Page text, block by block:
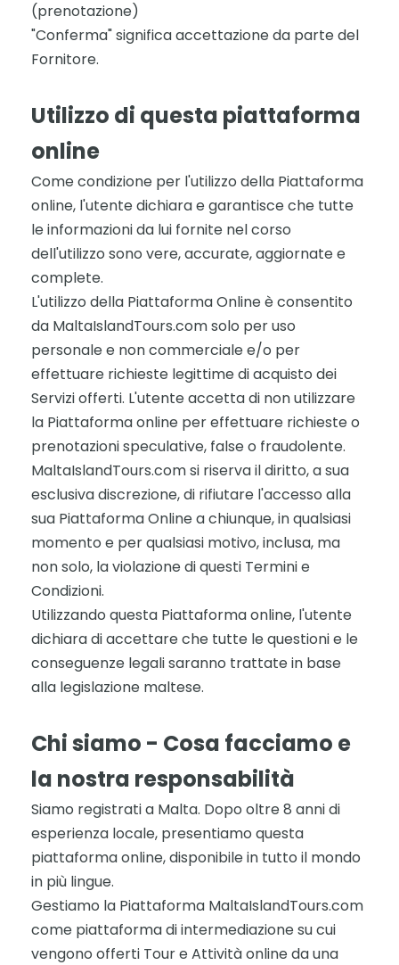
(prenotazione)
"Conferma" significa accettazione da parte del
Fornitore.
Utilizzo di questa piattaforma
online
Come condizione per l'utilizzo della Piattaforma
online, l'utente dichiara e garantisce che tutte
le informazioni da lui fornite nel corso
dell'utilizzo sono vere, accurate, aggiornate e
complete.
L'utilizzo della Piattaforma Online è consentito
da MaltaIslandTours.com solo per uso
personale e non commerciale e/o per
effettuare richieste legittime di acquisto dei
Servizi offerti. L'utente accetta di non utilizzare
la Piattaforma online per effettuare richieste o
prenotazioni speculative, false o fraudolente.
MaltaIslandTours.com si riserva il diritto, a sua
esclusiva discrezione, di rifiutare l'accesso alla
sua Piattaforma Online a chiunque, in qualsiasi
momento e per qualsiasi motivo, inclusa, ma
non solo, la violazione di questi Termini e
Condizioni.
Utilizzando questa Piattaforma online, l'utente
dichiara di accettare che tutte le questioni e le
conseguenze legali saranno trattate in base
alla legislazione maltese.
Chi siamo - Cosa facciamo e
la nostra responsabilità
Siamo registrati a Malta. Dopo oltre 8 anni di
esperienza locale, presentiamo questa
piattaforma online, disponibile in tutto il mondo
in più lingue.
Gestiamo la Piattaforma MaltaIslandTours.com
come piattaforma di intermediazione su cui
vengono offerti Tour e Attività online da una